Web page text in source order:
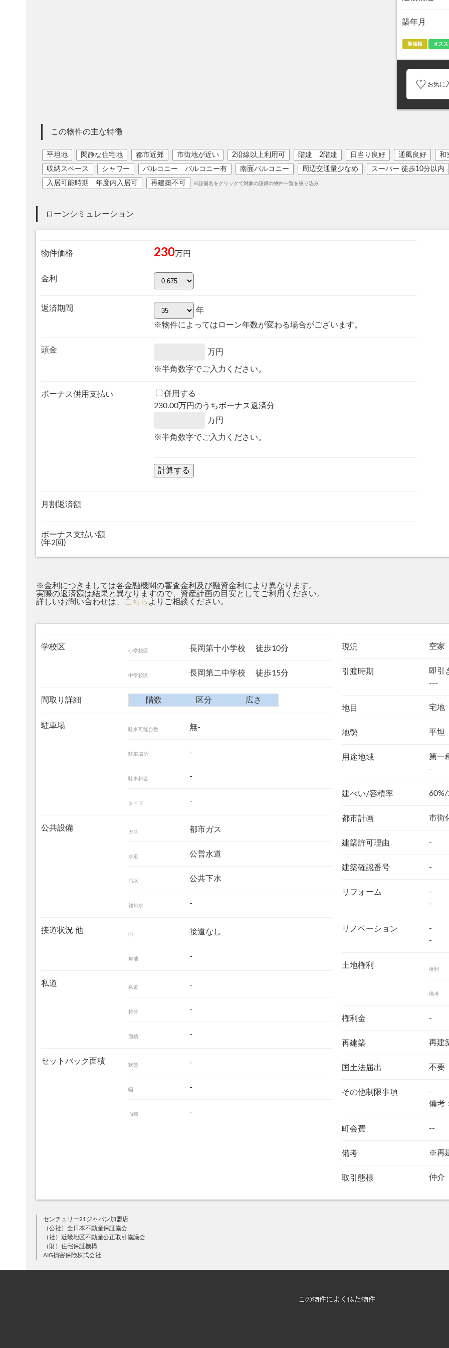
築年月
新価格 オス
お気に
この物件の主な特徴
平坦地 閑静な住宅地 都市近郊 市街地が近い 2沿線以上利用可 階建 2階建 日当り良好 通風良好
和
収納スペース
シャワー バルコニー バルコニー有 南面バルコニー 周辺交通量少なめ
スーパー 徒歩10分以内
入居可能時期 年度内入居可
再建築不可 ※設備名をクリックで対象の設備の物件一覧を絞り込み
ローンシミュレーション
物件価格 230万円
金利
返済期間
年
※物件によってはローン年数が変わる場合がございます。
頭金 万円
※半角数字でご入力ください。
ボーナス併用支払い
併用する
230.00万円のうちボーナス返済分
万円
※半角数字でご入力ください。
月割返済額
ボーナス支払い額
(年2回)
※金利につきましては各金融機関の審査金利及び融資金利により異なります。
実際の返済額は結果と異なりますので、資産計画の目安としてご利用ください。
詳しいお問い合わせは、
こちら よりご相談ください。
学校区 小学校区 長岡第十小学校 徒歩10分
中学校区 長岡第二中学校 徒歩15分
間取り詳細 階数 区分 広さ
駐車場 駐車可能台数 無-
駐車場所 -
駐車料金 -
タイプ -
公共設備 ガス 都市ガス
水道 公営水道
汚水 公共下水
雑排水 -
接道状況 他 向 接道なし
角地 -
私道 私道 -
持分 -
面積 -
セットバック面積 状態 -
幅 -
面積 -
現況 空家
引渡時期
即引
---
地目 宅地
地勢 平坦
用途地域
第一
-
建ぺい/容積率 60%/
都市計画 市街
建築許可理由 -
建築確認番号 -
リフォーム
-
-
リノベーション
-
-
土地権利 権利
備考
権利金 -
再建築 再建
国土法届出 不要
その他制限事項
-
備考
町会費 --
備考 ※再
取引態様 仲介
センチュリー21ジャパン加盟店
（公社）全日本不動産保証協会
（社）近畿地区不動産公正取引協議会
（財）住宅保証機構
AIG損害保険株式会社
この物件によく似た物件